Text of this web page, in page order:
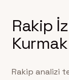
Rakip
Kurmak
Rakip analizi